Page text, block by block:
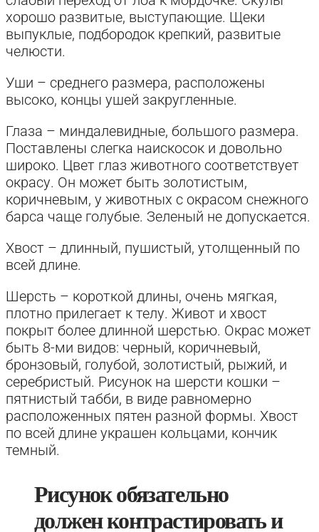
хорошо развитые, выступающие. Щеки
выпуклые, подбородок крепкий, развитые
челюсти.
Уши – среднего размера, расположены
высоко, концы ушей закругленные.
Глаза – миндалевидные, большого размера.
Поставлены слегка наискосок и довольно
широко. Цвет глаз животного соответствует
окрасу. Он может быть золотистым,
коричневым, у животных с окрасом снежного
барса чаще голубые. Зеленый не допускается.
Хвост – длинный, пушистый, утолщенный по
всей длине.
Шерсть – короткой длины, очень мягкая,
плотно прилегает к телу. Живот и хвост
покрыт более длинной шерстью. Окрас может
быть 8-ми видов: черный, коричневый,
бронзовый, голубой, золотистый, рыжий, и
серебристый. Рисунок на шерсти кошки –
пятнистый табби, в виде равномерно
расположенных пятен разной формы. Хвост
по всей длине украшен кольцами, кончик
темный.
Рисунок обязательно
должен контрастировать и